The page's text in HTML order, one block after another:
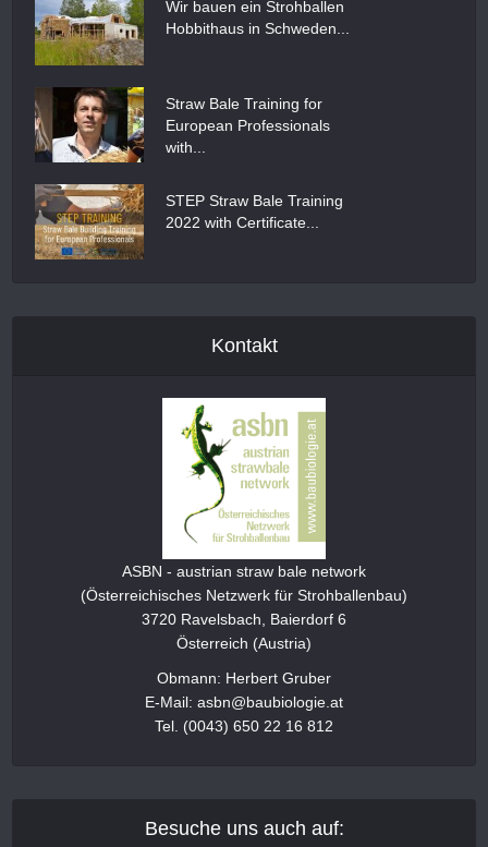
Wir bauen ein Strohballen
Hobbithaus in Schweden...
Straw Bale Training for
European Professionals
with...
STEP Straw Bale Training
2022 with Certificate...
Kontakt
ASBN - austrian straw bale network
(Österreichisches Netzwerk für Strohballenbau)
3720 Ravelsbach, Baierdorf 6
Österreich (Austria)
Obmann: Herbert Gruber
E-Mail: asbn@baubiologie.at
Tel. (0043) 650 22 16 812
Besuche uns auch auf: